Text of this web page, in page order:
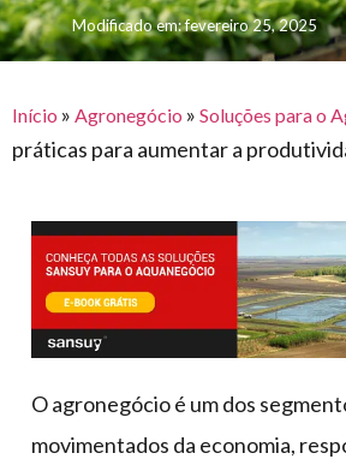
premiações
para
o
feira
offshore
civil
piscinas
automotivo
móveis,
calçados,
epi's
lonas
multiúso
e logística
armazenagem
lonas
vida
caminhoneiro
Modificado em: fevereiro 25, 2025
Início » Agronegócio » Soluções para o
práticas para aumentar a
O agronegócio é um dos
movimentados da economia,